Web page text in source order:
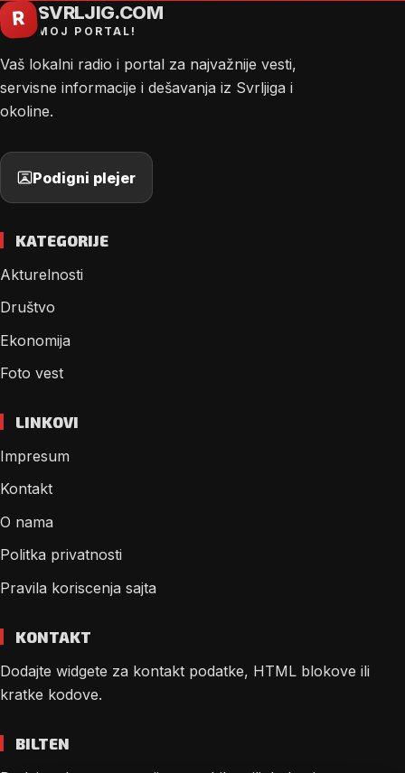
R SVRLJIG.COM
MOJ PORTAL!
Vaš lokalni radio i portal za najvažnije vesti,
servisne informacije i dešavanja iz Svrljiga i
okoline.
Podigni plejer
KATEGORIJE
Akturelnosti
Društvo
Ekonomija
Foto vest
LINKOVI
Impresum
Kontakt
O nama
Politka privatnosti
Pravila koriscenja sajta
KONTAKT
Dodajte widgete za kontakt podatke, HTML blokove ili
kratke kodove.
BILTEN